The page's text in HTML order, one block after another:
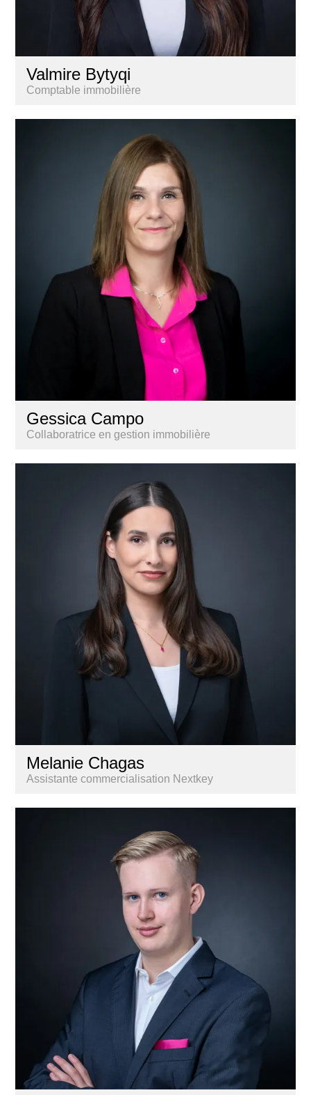
Valmire Bytyqi
Comptable immobilière
Gessica Campo
Collaboratrice en gestion immobilière
Melanie Chagas
Assistante commercialisation Nextkey